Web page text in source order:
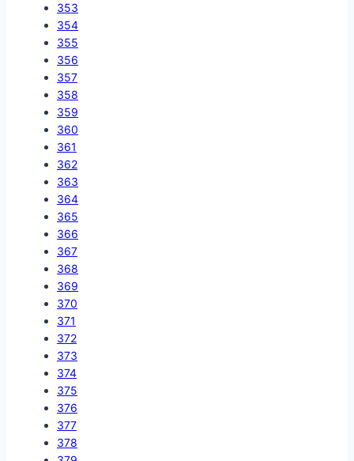
353
354
355
356
357
358
359
360
361
362
363
364
365
366
367
368
369
370
371
372
373
374
375
376
377
378